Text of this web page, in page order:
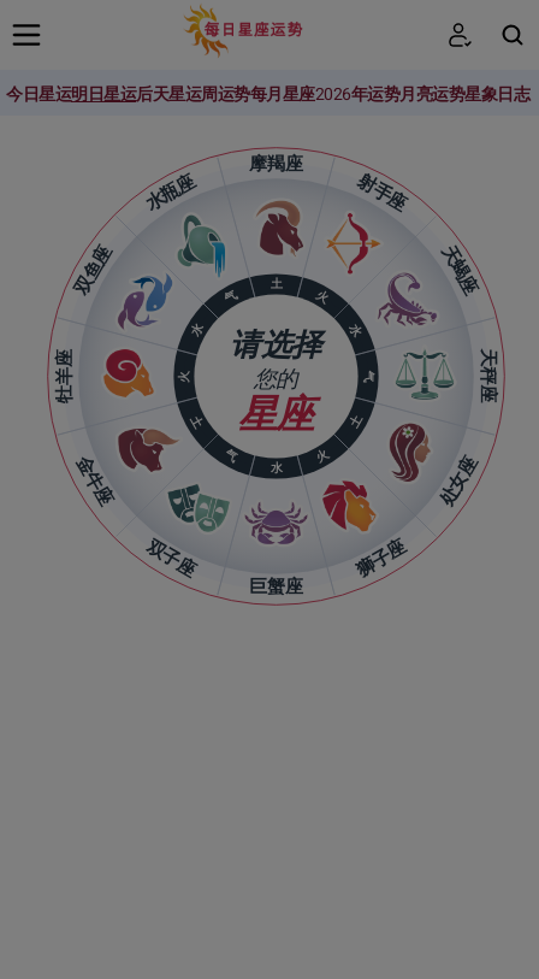
今日星运明日星运后天星运周运势每月星座2026年运势月亮运势星象日志
牡羊座
金牛座
双子座
巨蟹座
狮子座
处女座
天秤座
天蝎座
射手座
摩羯座
水瓶座
双鱼座
火
土
气
水
火
土
气
水
火
土
气
水 请选择
您的
星座